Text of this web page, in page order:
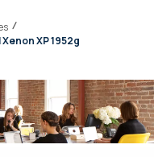
XP 1952g